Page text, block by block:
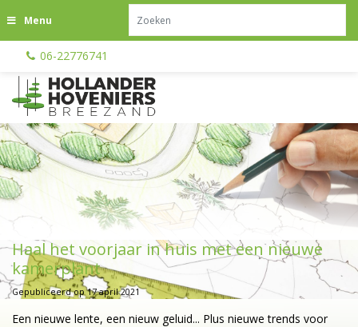
n
o
n
t
e
n
Menu
06-22776741
Haal het voorjaar in huis met een nieuwe
kamerplant
Gepubliceerd op17 april 2021
Een nieuwe lente, een nieuw geluid... Plus nieuwe trends voor